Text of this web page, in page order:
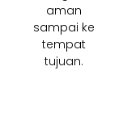
aman
sampai ke
tempat
tujuan.